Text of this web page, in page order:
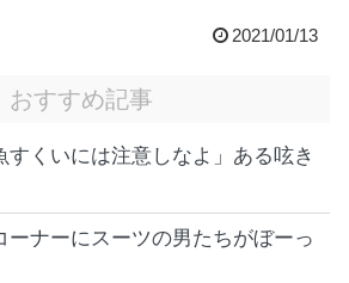
2021/01/13
おすすめ記事
すくいには注意しなよ」ある呟き
ーナーにスーツの男たちがぼーっ